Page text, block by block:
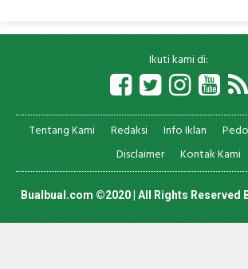
Ikuti kami di:
Tentang Kami Redaksi Info Iklan
Disclaimer
Kontak Kami
Bualbual.com ©2020 | All Rights Reserved